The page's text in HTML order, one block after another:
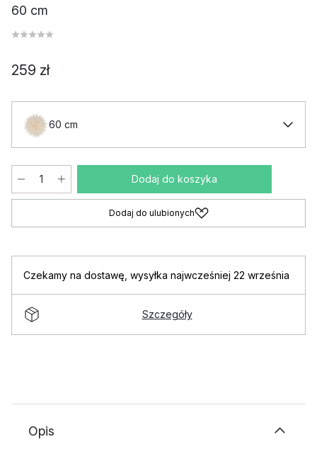
60 cm
259 zł
60 cm
Dodaj do koszyka
Dodaj do ulubionych
Czekamy na dostawę wysyłka najwcześniej 22 września
Szczegóły
Opis